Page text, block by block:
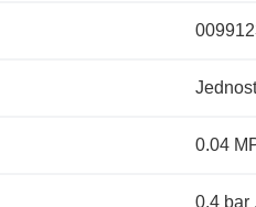
0.04
0.4 bar